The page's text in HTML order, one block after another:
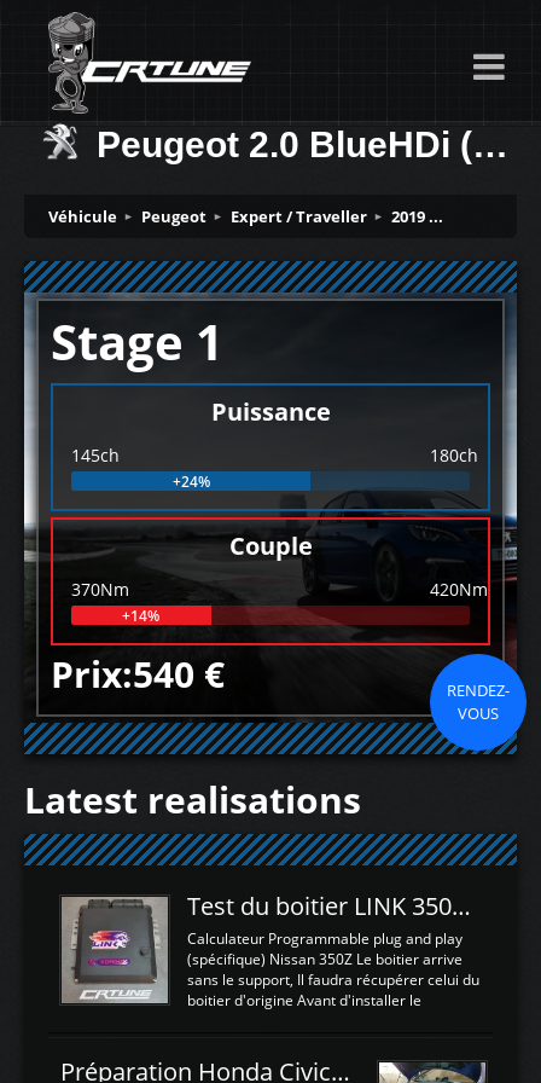
Peugeot 2.0 BlueHDi (Euro 6.3) (2021… 145ch
Véhicule Peugeot Expert / Traveller 2019 ...
Stage 1
Puissance
145ch 180ch
+24%
Couple
370Nm 420Nm
+14%
Prix:540 €
RENDEZ-
VOUS
Latest realisations
Test du boitier LINK 350Z Plugin ECU
Calculateur Programmable plug and play
(spécifique) Nissan 350Z Le boitier arrive
sans le support, Il faudra récupérer celui du
boitier d'origine Avant d'installer le
d'envoyer l'information de la large bande
Préparation Honda Civic Type R FK2